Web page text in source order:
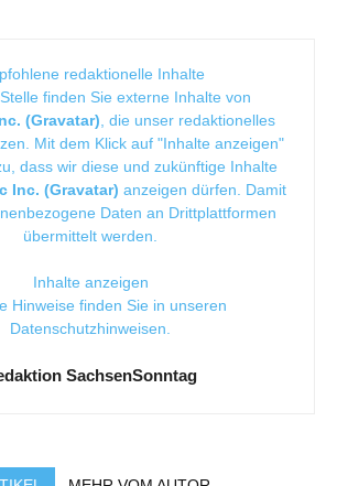
redaktionelle Inhalte
finden Sie externe Inhalte von
(Gravatar) , die unser redaktionelles
Mit dem Klick auf "Inhalte anzeigen"
dass wir diese und zukünftige Inhalte
Inc. (Gravatar) anzeigen dürfen. Damit
Daten an Drittplattformen
übermittelt werden.
Inhalte anzeigen
Hinweise finden Sie in unseren
Datenschutzhinweisen
SachsenSonntag